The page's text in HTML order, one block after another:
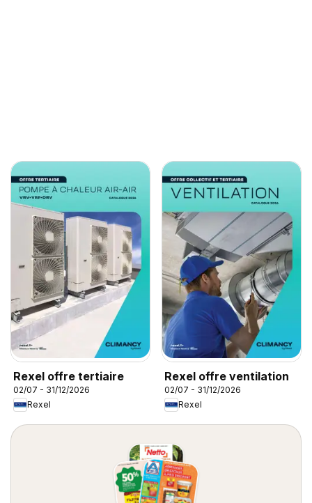
Rexel offre tertiaire
02/07 - 31/12/2026
Rexel
Rexel offre ventilation
02/07 - 31/12/2026
Rexel